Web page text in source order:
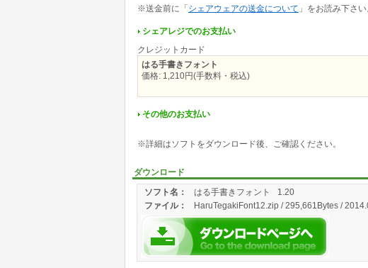
※送金前に「シェアウェアの送金について 」をお読み下さい
シェアレジでのお支払い
クレジットカード
はる手書きフォント
価格: 1,210円(手数料・税込)
その他のお支払い
※詳細はソフトをダウンロード後、ご確認ください。
ダウンロード
ソフト名：
はる手書きフォント 1.20
ファイル： HaruTegakiFont12.zip / 295,661Bytes /